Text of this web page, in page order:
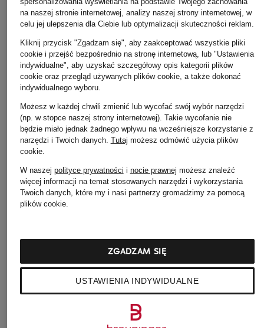
+ rabat promocyjny
PETER KAISER
649 zł
Najniższa cena:551,65 zł
Cena regularna:1 299 zł
Santoni
Kozaki HERMI
5 349 zł
+ rabat promocyjny
AGL
1 159 zł
Najniższa cena:
Cena regularna:
Bransoletki i bangle
TIFFANY & Co.
Pierścionki TIFFANY & Co.
O'Polo
na naszej stronie internetowej, analizy naszej strony internetowej, w
celu jej ulepszenia dla Ciebie lub optymalizacji skuteczności reklam.
Kliknij przycisk "Zgadzam się", aby zaakceptować wszystkie pliki
cookie i przejść bezpośrednio na stronę internetową, lub "Ustawienia
indywidualne", aby uzyskać szczegółowy opis kategorii plików
cookie oraz przegląd używanych plików cookie, a także dokonać
indywidualnego wyboru.
Możesz w każdej chwili zmienić lub wycofać swój wybór narzędzi
(np. w stopce naszej strony internetowej). Takie wycofanie nie
będzie miało jednak żadnego wpływu na wcześniejsze korzystanie z
narzędzi i Twoich danych. Tutaj możesz odmówić użycia plików
cookie.
W naszej polityce prywatności i nocie prawnej możesz znaleźć
więcej informacji na temat stosowanych narzędzi i wykorzystania
Twoich danych, które my i nasi partnerzy gromadzimy za pomocą
plików cookie.
USTAWIENIA INDYWIDUALNE
ZGADZAM SIĘ